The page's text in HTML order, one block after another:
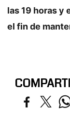
las 19 horas y
el fin de